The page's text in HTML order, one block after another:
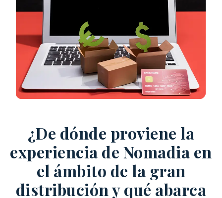
¿De dónde proviene la
experiencia de Nomadia en
el ámbito de la gran
distribución y qué abarca